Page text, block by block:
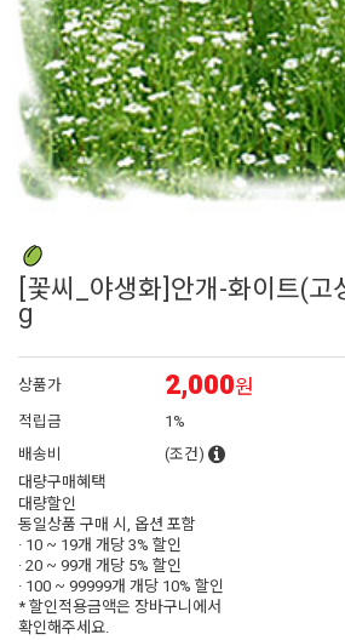
9 어린모종 국화
10 다알리아
[꽃씨_야생화]안개-화이트(고
g
상품가 2,000원
적립금
1%
배송비
(조건)
대량구매혜택
대량할인
동일상품 구매 시, 옵션 포함
· 10 ~ 19개 개당3% 할인
· 20 ~ 99개 개당 5% 할인
· 100 ~ 99999개 개당 10% 할인
* 할인적용금액은 장바구니에서
확인해주세요.